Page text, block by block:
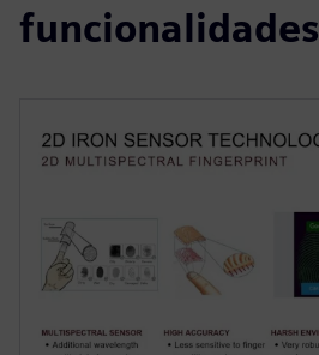
funcionalidades